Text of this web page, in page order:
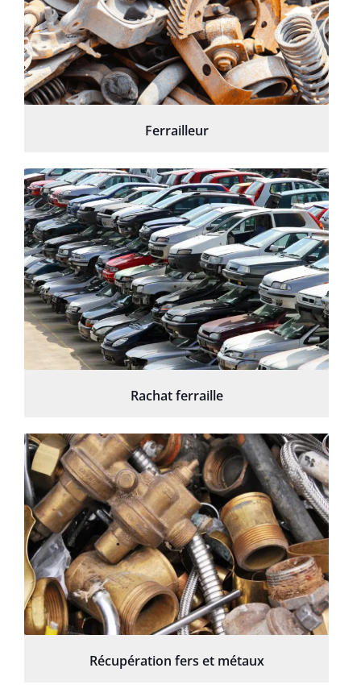
Ferrailleur
Rachat ferraille
Récupération fers et métaux